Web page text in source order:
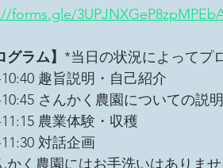
forms.gle/
グラム】 *当日の状況によってプ
10:40 趣旨説明・自己紹介
10:45 さんかく農園についての説明
11:15 農業体験・収穫
11:30 対話企画
く農園にはお手洗いはありま